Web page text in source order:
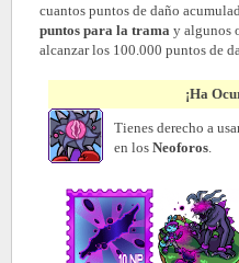
cuantos puntos de daño
puntos para la trama y algunos
alcanzar los 100.000 puntos de
¡Ha
Tienes derecho a
en los Neoforos